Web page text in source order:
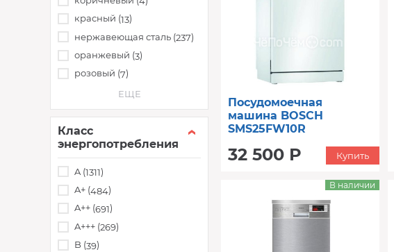
красный (13)
нержавеющая сталь (237)
оранжевый (3)
розовый (7)
ЕЩЕ
Класс
энергопотребления
A (1311)
A+ (484)
A++ (691)
A+++ (269)
B (39)
Посудомоечная
машина BOSCH
SMS25FW10R
32 500 Р Купить
В наличии